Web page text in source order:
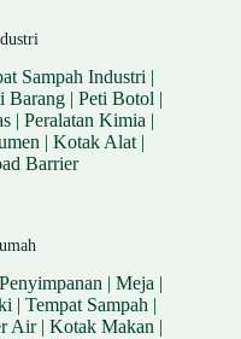
Sampah Industri |
Barang |Peti Botol |
| Peralatan Kimia |
| Kotak Alat|
Barrier
|Meja |
|Tempat Sampah |
Air|Kotak Makan |